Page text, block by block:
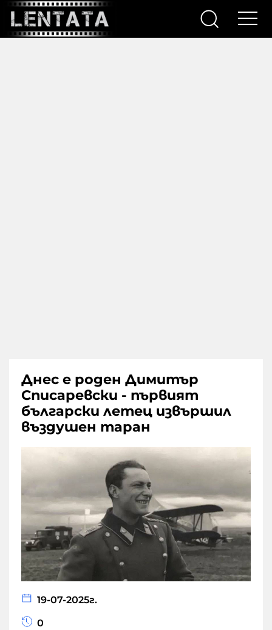
Днес е роден Димитър
Списаревски - първият
български летец извършил
въздушен таран
19-07-2025г.
0